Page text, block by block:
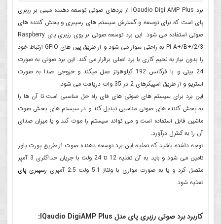
برد IQaudio Digi AMP Plus از بردهای صوتی توسعه دهنده مبنی بر رزبری
پای است که برای توسعه و گسترش سیستم های رسپبری و پخش کننده های
صوتی استفاده می شود. این برد توسعه صوتی بر روی رزبری پای Raspberry
Pi A+/B+/2/3 به راحتی سوار می شود و از طریق پین های
GPIOارتباط خود
را بدون نیاز به لحیم کاری با برد اصلی برقرار می کند. این برد صوتی به صورت
24 بیتی و با فرکانس 192 کیلوهرتز عمل میکند و خروجی صدا به صورت
استریو و از طریق اسپیکرهای 2 در 35 وات دریافت می شود.
این برد برای سیستم های صوتی های فای راه حل مناسبی است تا آن ها را
به پخش کننده های صوتی مناسبی تبدیل کند و در سیستم های پخش صوت
ماشین قابل استفاده است و می تواند سیستم را موت کند و یا میزان صدای
آن را به کنترل درآورد.
توجه داشته باشید که تغذیه این برد توسعه دهنده صوت از طریق پورت پاور
تامین می شود و باید به آن تغذیه 12 تا 24 ولت با جریان حداکثری 3 آمپر
متصل کرد و یا به صورت موازی با ولتاژ 5.1 ولت 2.5 آمپری
رسپبری پای
تغذیه شود.
کاربرد برد صوتی رزبری پای مدل IQaudio DigiAMP Plus: